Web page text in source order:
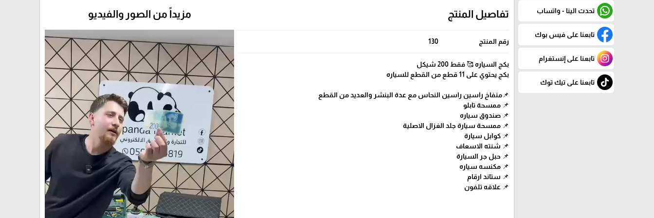
تحدث الينا - واتساب
تابعنا على فيس بوك
تابعنا على إنستغرام
تابعنا على تيك توك
تفاصيل المنتج
رقم المنتج 130
بكج السياره 🥰 فقط 200 شيكل
بكج يحتوي على 11 قطع من القطع للسياره
📌منفاخ راسين راسين النحاس مع عدة البنشر والعديد من القطع
📌 ممسحة تابلو
📌 صندوق سياره
📌 ممسحة سيارة جلد الغزال الاصلية
📌 كوابل سيارة
📌 شنته الاسعاف
📌 حبل جر السيارة
📌 مكنسه سياره
📌 ستاند ارقام
📌 علاقه تلفون
مزيداً من الصور والفيديو